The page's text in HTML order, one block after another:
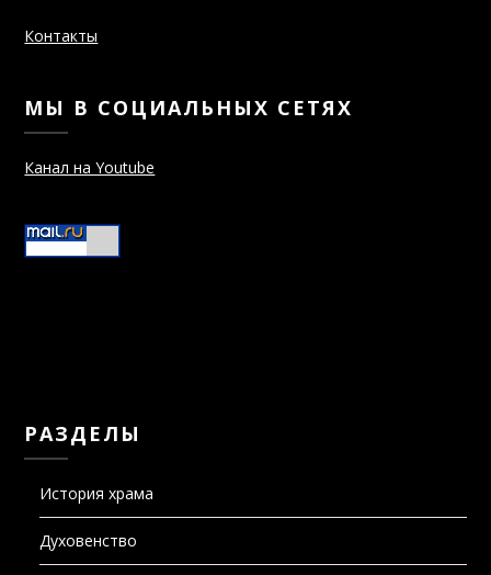
Контакты
МЫ В СОЦИАЛЬНЫХ СЕТЯХ
Канал на Youtube
РАЗДЕЛЫ
История храма
Духовенство